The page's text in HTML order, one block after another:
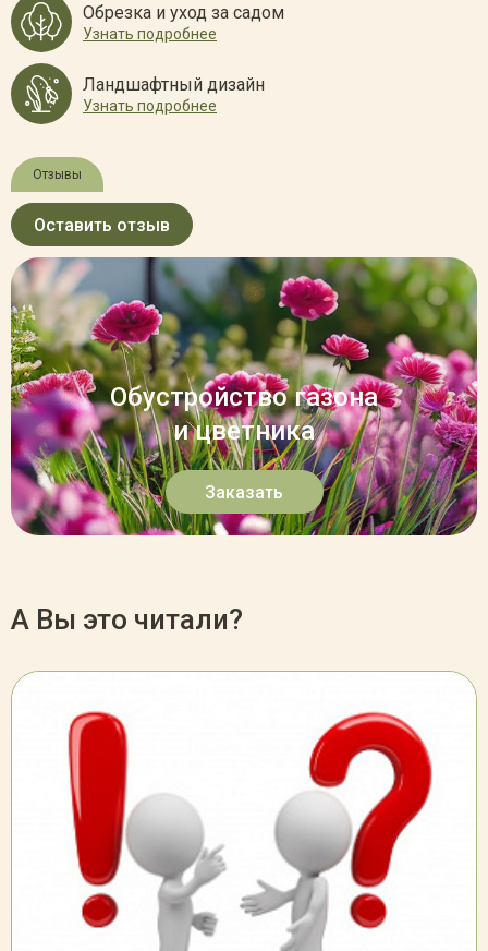
Обрезка и уход за садом
Узнать подробнее
Ландшафтный дизайн
Узнать подробнее
Отзывы
Оставить отзыв
Обустройство газона
и цветника
Заказать
А Вы это читали?